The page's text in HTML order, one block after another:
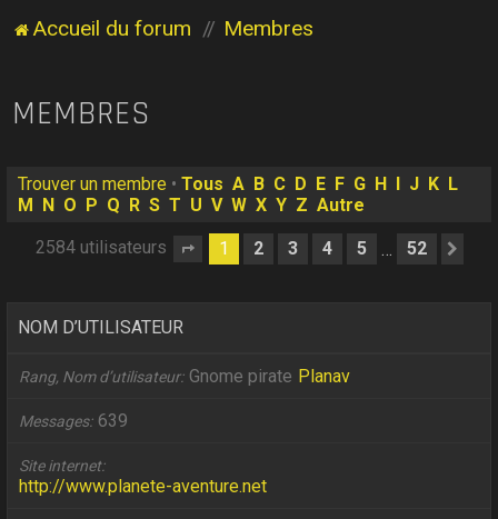
Accueil du forum Membres
MEMBRES
Trouver un membre •Tous A B C D E F G H J K L
M
N O P Q R S T U V W X Y Z Autre
2584 utilisateurs Page 1sur52
1 2 3 4 5 … 52
NOM D’UTILISATEUR
Rang, Nom d’utilisateur Gnome pirate Planav
Messages 639
Site internet
http://www.planete-aventure.net